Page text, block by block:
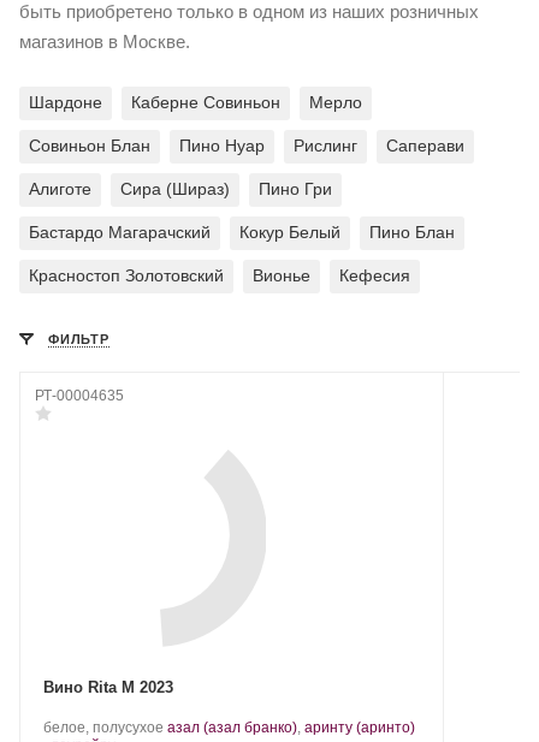
быть приобретено только в одном из наших розничных
магазинов в Москве.
Шардоне Каберне Совиньон Мерло
Совиньон Блан Пино Нуар Рислинг Саперави
Алиготе Сира (Шираз) Пино Гри
Бастардо Магарачский Кокур Белый Пино Блан
Красностоп Золотовский Вионье Кефесия
ФИЛЬТР
РТ-00004635
Вино Rita M 2023
белое, полусухое .азал (азал бранко), аринту (аринто)